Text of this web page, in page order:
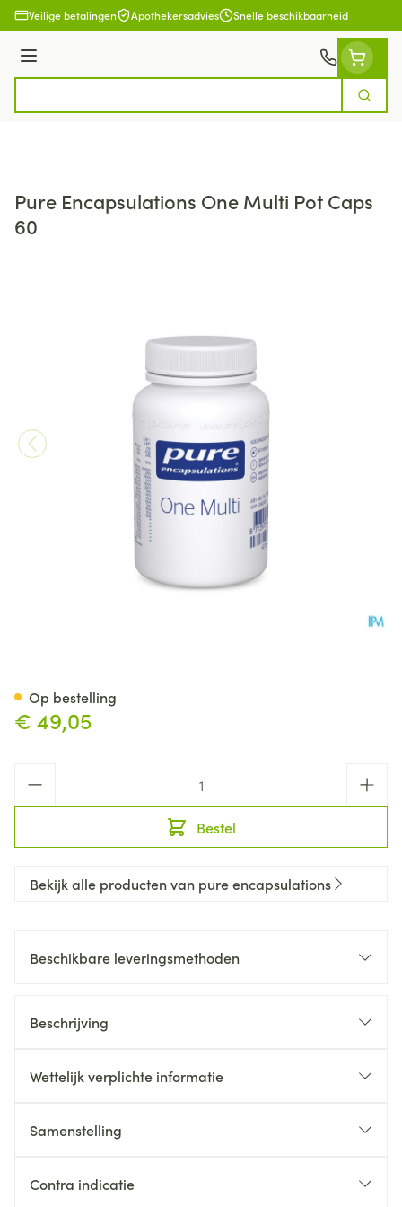
Ga naar de inhoud
Veilige betalingen Apothekersadvies Snelle beschikbaarheid
Menu
Zoek
Pure Encapsulations One Multi Pot Caps
60
€ 49,05
Bestel
Op bestelling
Bekijk alle producten van pure encapsulations
Beschikbare leveringsmethoden
Beschrijving
Wettelijk verplichte informatie
Samenstelling
Contra indicatie